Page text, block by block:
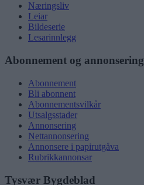
Næringsliv
Leiar
Bildeserie
Lesarinnlegg
Abonnement og annonsering
Abonnement
Bli abonnent
Abonnementsvilkår
Utsalgsstader
Annonsering
Nettannonsering
Annonsere i papirutgåva
Rubrikkannonsar
Tysvær Bygdeblad